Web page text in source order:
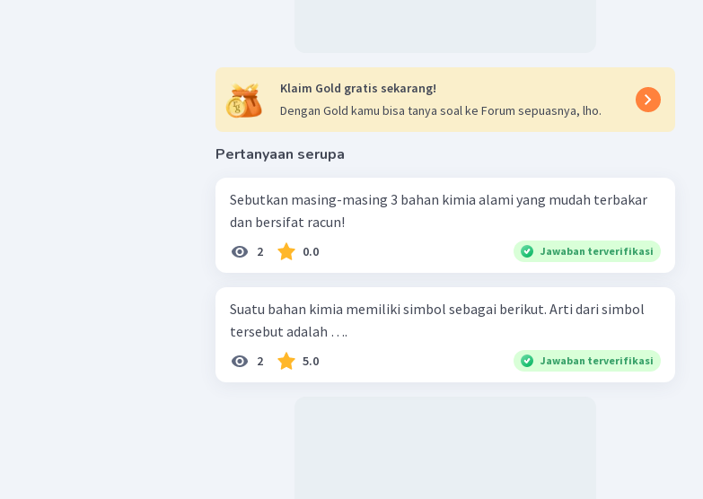
Klaim Gold gratis sekarang!
Dengan Gold kamu bisa tanya soal ke Forum sepuasnya, lho.
Pertanyaan serupa
Sebutkan masing-masing 3 bahan kimia alami yang mudah terbakar
dan bersifat racun!
2 0.0 Jawaban terverifikasi
Suatu bahan kimia memiliki simbol sebagai berikut. Arti dari simbol
tersebut adalah ….
2 5.0 Jawaban terverifikasi